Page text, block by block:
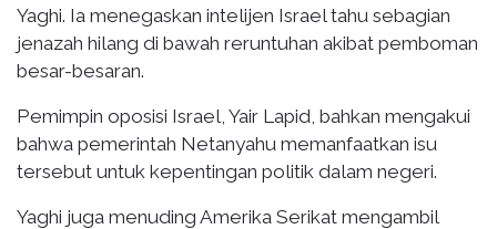
Yaghi. Ia menegaskan intelijen Israel tahu sebagian
jenazah hilang di bawah reruntuhan akibat pemboman
besar-besaran.
Pemimpin oposisi Israel, Yair Lapid, bahkan mengakui
bahwa pemerintah Netanyahu memanfaatkan isu
tersebut untuk kepentingan politik dalam negeri.
Yaghi juga menuding Amerika Serikat mengambil